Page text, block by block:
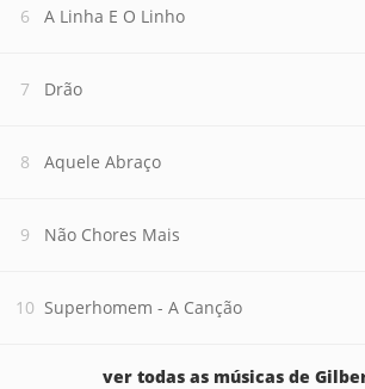
A Linha E O Linho
Drão
Aquele Abraço
Não Chores Mais
Superhomem - A Canção
ver todas as músicas de